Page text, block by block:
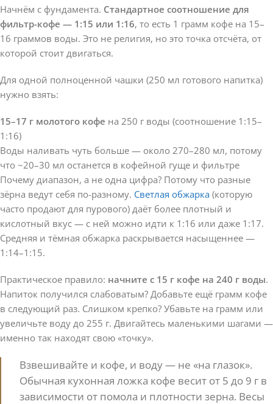
Начнём с фундамента. Стандартное соотношение для
фильтр-кофе — 1:15 или 1:16, то есть 1 грамм кофе на 15–
16 граммов воды. Это не религия, но это точка отсчёта, от
которой стоит двигаться.
Для одной полноценной чашки (250 мл готового напитка)
нужно взять:
15–17 г молотого кофе на 250 г воды (соотношение 1:15–
1:16)
Воды наливать чуть больше — около 270–280 мл, потому
что ~20–30 мл останется в кофейной гуще и фильтре
Почему диапазон, а не одна цифра? Потому что разные
зёрна ведут себя по-разному. Светлая обжарка (которую
часто продают для пурового) даёт более плотный и
кислотный вкус — с ней можно идти к 1:16 или даже 1:17.
Средняя и тёмная обжарка раскрывается насыщеннее —
1:14–1:15.
Практическое правило: начните с 15 г кофе на 240 г воды.
Напиток получился слабоватым? Добавьте ещё грамм кофе
в следующий раз. Слишком крепко? Убавьте на грамм или
увеличьте воду до 255 г. Двигайтесь маленькими шагами —
именно так находят свою «точку».
Взвешивайте и кофе, и воду — не «на глазок».
Обычная кухонная ложка кофе весит от 5 до 9 г в
зависимости от помола и плотности зерна. Весы